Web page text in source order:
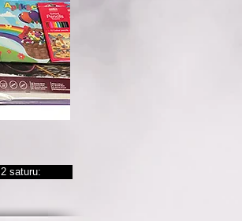
saturu: